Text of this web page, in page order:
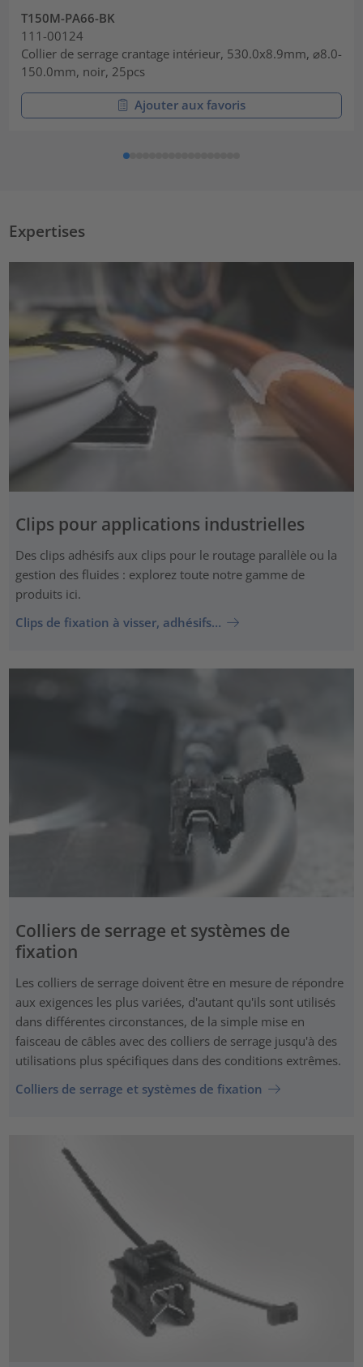
T150M-PA66-BK
111-00124
Collier de serrage crantage intérieur, 530.0x8.9mm, ⌀8.0-
150.0mm, noir, 25pcs
Ajouter aux favoris
Expertises
Clips pour applications industrielles
Des clips adhésifs aux clips pour le routage parallèle ou la
gestion des fluides : explorez toute notre gamme de
produits ici.
Clips de fixation à visser, adhésifs…
Colliers de serrage et systèmes de
fixation
Les colliers de serrage doivent être en mesure de répondre
aux exigences les plus variées, d'autant qu'ils sont utilisés
dans différentes circonstances, de la simple mise en
faisceau de câbles avec des colliers de serrage jusqu'à des
utilisations plus spécifiques dans des conditions extrêmes.
Colliers de serrage et systèmes de fixation